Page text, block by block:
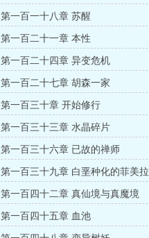
第一百一十八章 苏醒
第一百二十一章 本性
第一百二十四章 异变危机
第一百二十七章 胡森一家
第一百三十章 开始修行
第一百三十三章 水晶碎片
第一百三十六章 已故的禅师
第一百三十九章 白垩种化的菲美拉
第一百四十二章 真仙境与真魔境
第一百四十五章 血池